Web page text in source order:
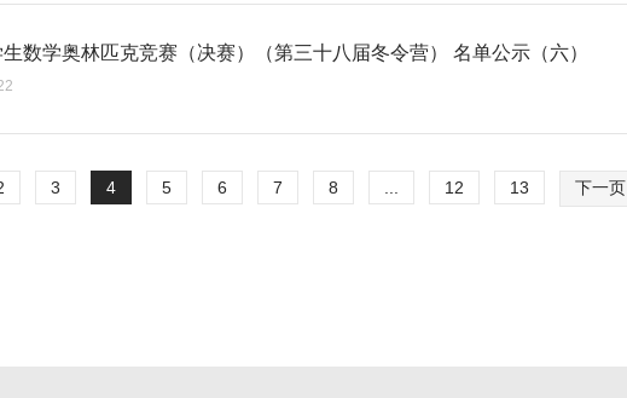
数学奥林匹克竞赛（决赛）（第三十八届冬令营） 名单公示（六）
3 4 5 6 7 8 12 13 下一页